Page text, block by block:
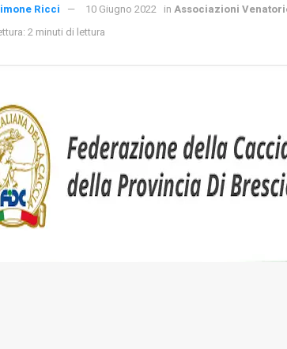
Ricci 10 Giugno 2022 in Associazioni
2 minuti di lettura